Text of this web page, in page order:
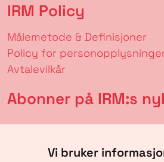
Vi bruker
IRM Policy
Målemetode & Definisjoner
Policy for
Avtalevilkår
Abonner på IRM:s